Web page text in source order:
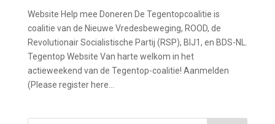
Website Help mee Doneren De Tegentopcoalitie is
coalitie van de Nieuwe Vredesbeweging, ROOD, de
Revolutionair Socialistische Partij (RSP), BIJ1, en BDS-NL.
Tegentop Website Van harte welkom in het
actieweekend van de Tegentop-coalitie! Aanmelden
(Please register here...